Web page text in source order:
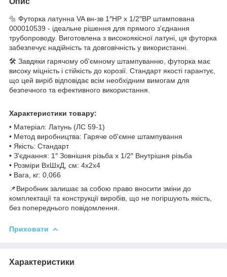
🔩 Футорка латунна VA вн-зв 1″НР х 1/2″ВР штампована
000010539 - ідеальне рішення для прямого з'єднання
трубопроводу. Виготовлена з високоякісної латуні, ця футорка
забезпечує надійність та довговічність у використанні.
🛠️ Завдяки гарячому об'ємному штампуванню, футорка має
високу міцність і стійкість до корозії. Стандарт якості гарантує,
що цей виріб відповідає всім необхідним вимогам для
безпечного та ефективного використання.
Характеристики товару:
• Матеріал: Латунь (ЛС 59-1)
• Метод виробництва: Гаряче об'ємне штампування
• Якість: Стандарт
• З'єднання: 1″ Зовнішня різьба х 1/2″ Внутрішня різьба
• Розміри ВхШхД, см: 4х2х4
• Вага, кг: 0,066
📌Виробник залишає за собою право вносити зміни до
комплектації та конструкції виробів, що не погіршують якість,
без попереднього повідомлення.
Приховати
Характеристики